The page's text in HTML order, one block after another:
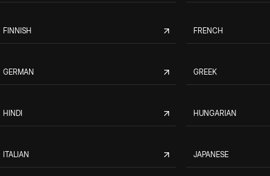
FINNISH FRENCH
GERMAN GREEK
HINDI HUNGARIAN
ITALIAN JAPANESE